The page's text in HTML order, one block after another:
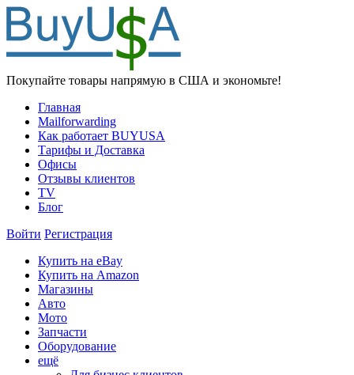
Покупайте товары напрямую в США и экономьте!
Главная
Mailforwarding
Как работает BUYUSA
Тарифы и Доставка
Офисы
Отзывы клиентов
TV
Блог
Войти Регистрация
Купить на eBay
Купить на Amazon
Магазины
Авто
Мото
Запчасти
Оборудование
ещё